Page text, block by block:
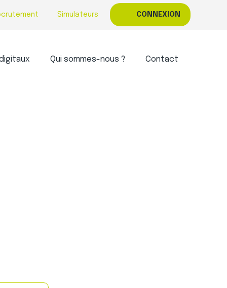
Simulateurs CONNEXION
Qui sommes-nous ? Contact